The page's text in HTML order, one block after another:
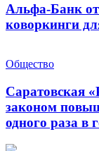
Альфа-Банк
коворкинги
Общество
Саратовская
законом
одного раза в